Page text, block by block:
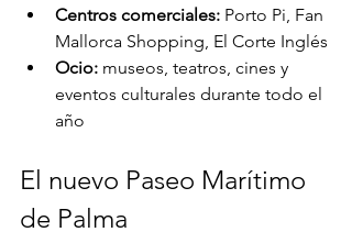
Centros comerciales: Porto Pi, Fan
Mallorca Shopping, El Corte Inglés
Ocio: museos, teatros, cines y
eventos culturales durante todo el
año
El nuevo Paseo Marítimo
de Palma